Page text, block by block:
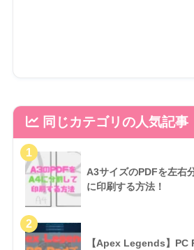
同じカテゴリの人気記事
A3サイズのPDFを左右
に印刷する方法！
【Apex Legends】PC